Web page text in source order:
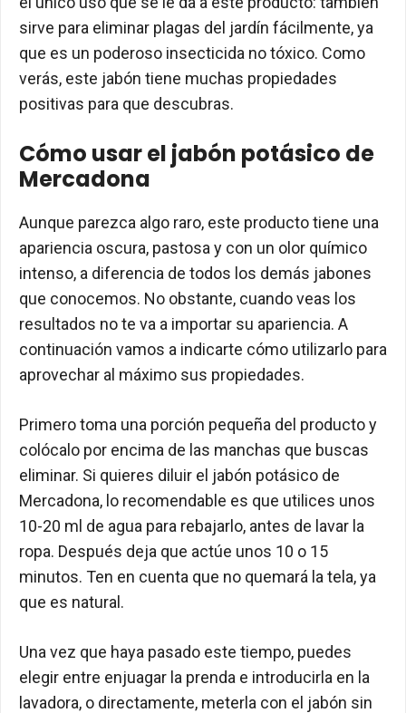
sirve para eliminar plagas del jardín fácilmente, ya
que es un poderoso insecticida no tóxico. Como
verás, este jabón tiene muchas propiedades
positivas para que descubras.
Cómo usar el jabón potásico de
Mercadona
Aunque parezca algo raro, este producto tiene una
apariencia oscura, pastosa y con un olor químico
intenso, a diferencia de todos los demás jabones
que conocemos. No obstante, cuando veas los
resultados no te va a importar su apariencia. A
continuación vamos a indicarte cómo utilizarlo para
aprovechar al máximo sus propiedades.
Primero toma una porción pequeña del producto y
colócalo por encima de las manchas que buscas
eliminar. Si quieres diluir el jabón potásico de
Mercadona, lo recomendable es que utilices unos
10-20 ml de agua para rebajarlo, antes de lavar la
ropa. Después deja que actúe unos 10 o 15
minutos. Ten en cuenta que no quemará la tela, ya
que es natural.
Una vez que haya pasado este tiempo, puedes
elegir entre enjuagar la prenda e introducirla en la
lavadora, o directamente, meterla con el jabón sin